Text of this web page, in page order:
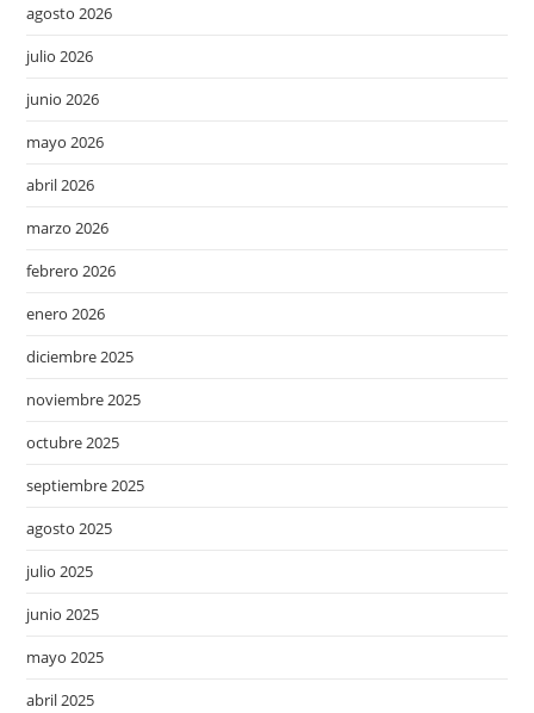
agosto 2026
julio 2026
junio 2026
mayo 2026
abril 2026
marzo 2026
febrero 2026
enero 2026
diciembre 2025
noviembre 2025
octubre 2025
septiembre 2025
agosto 2025
julio 2025
junio 2025
mayo 2025
abril 2025